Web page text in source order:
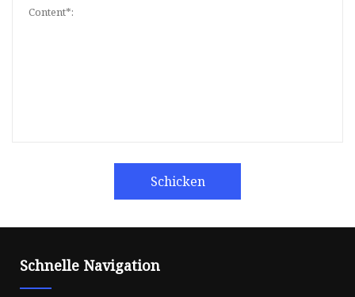
Schicken
Schnelle Navigation